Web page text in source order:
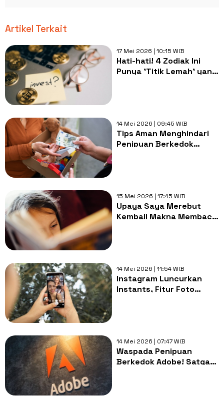
Artikel Terkait
17 Mei 2026 | 10:15 WIB
Hati-hati! 4 Zodiak Ini
Punya 'Titik Lemah' yang
14 Mei 2026 | 09:45 WIB
Tips Aman Menghindari
Penipuan Berkedok
15 Mei 2026 | 17:45 WIB
Upaya Saya Merebut
Kembali Makna Membaca
14 Mei 2026 | 11:54 WIB
Instagram Luncurkan
Instants, Fitur Foto
14 Mei 2026 | 07:47 WIB
Waspada Penipuan
Berkedok Adobe! Satgas